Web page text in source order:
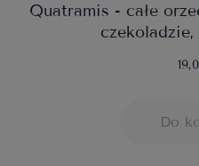
Quatramis - całe
Do